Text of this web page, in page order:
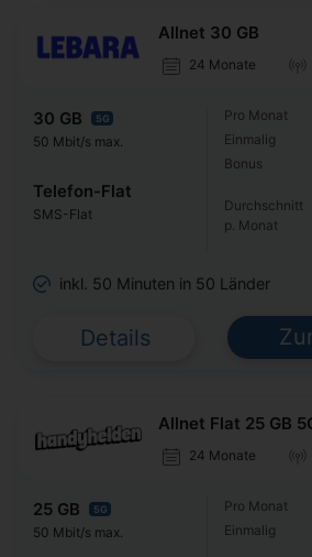
Allnet 30 GB
24 Monate
30 GB 5G
50 Mbit/s max.
Telefon-Flat
SMS-Flat
Pro Monat
Einmalig
Bonus
Durchschnitt
p. Monat
inkl. 50 Minuten in 50 Länder
Details
Allnet Flat 25 GB
24 Monate
25 GB 5G
50 Mbit/s max.
Pro Monat
Einmalig